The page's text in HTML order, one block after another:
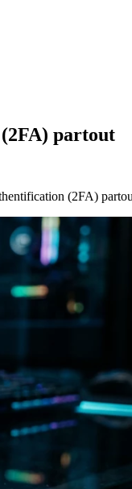
partout
(2FA)